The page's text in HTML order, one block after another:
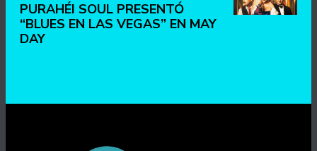
PURAHÉI SOUL PRESENTÓ
“BLUES EN LAS VEGAS” EN MAY
DAY